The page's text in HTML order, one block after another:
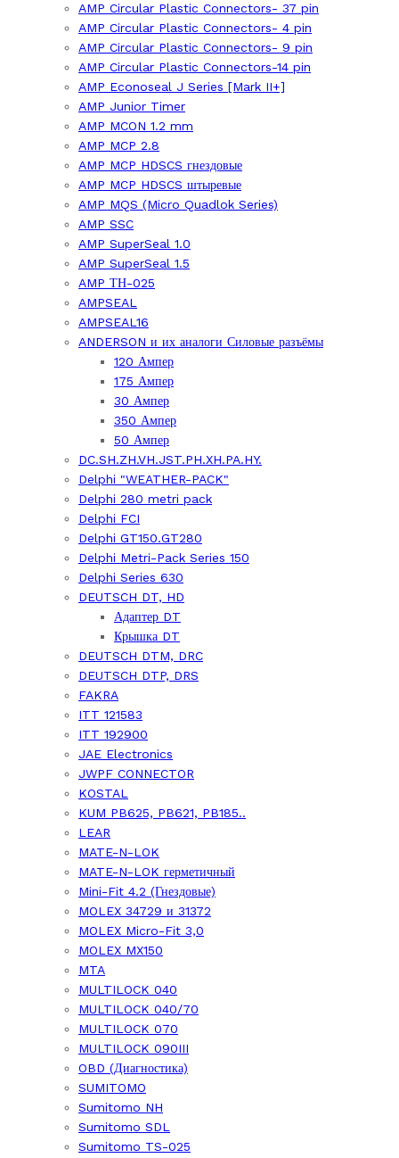
AMP Circular Plastic Connectors- 37 pin
AMP Circular Plastic Connectors- 4 pin
AMP Circular Plastic Connectors- 9 pin
AMP Circular Plastic Connectors-14 pin
AMP Econoseal J Series [Mark II+]
AMP Junior Timer
AMP MCON 1.2 mm
AMP MCP 2.8
AMP MCP HDSCS гнездовые
AMP MCP HDSCS штыревые
AMP MQS (Micro Quadlok Series)
AMP SSC
AMP SuperSeal 1.0
AMP SuperSeal 1.5
AMP ТН-025
AMPSEAL
AMPSEAL16
ANDERSON и их аналоги Силовые разъёмы
120 Ампер
175 Ампер
30 Ампер
350 Ампер
50 Ампер
DC.SH.ZH.VH.JST.PH.XH.PA.HY.
Delphi "WEATHER-PACK"
Delphi 280 metri pack
Delphi FCI
Delphi GT150.GT280
Delphi Metri-Pack Series 150
Delphi Series 630
DEUTSCH DT, HD
Адаптер DT
Крышка DT
DEUTSCH DTM, DRC
DEUTSCH DTP, DRS
FAKRA
ITT 121583
ITT 192900
JAE Electronics
JWPF CONNECTOR
KOSTAL
KUM PB625, PB621, PB185..
LEAR
MATE-N-LOK
MATE-N-LOK герметичный
Mini-Fit 4.2 (Гнездовые)
MOLEX 34729 и 31372
MOLEX Micro-Fit 3,0
MOLEX MX150
MTA
MULTILOCK 040
MULTILOCK 040/70
MULTILOCK 070
MULTILOCK 090III
OBD (Диагностика)
SUMITOMO
Sumitomo NH
Sumitomo SDL
Sumitomo TS-025